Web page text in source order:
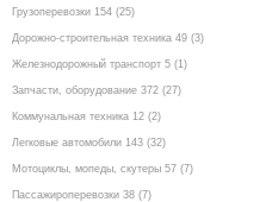
Грузоперевозки 154 (25)
Дорожно-строительная техника 49 (3)
Железнодорожный транспорт 5 (1)
Запчасти, оборудование 372 (27)
Коммунальная техника 12 (2)
Легковые автомобили 143 (32)
Мотоциклы, мопеды, скутеры 57 (7)
Пассажироперевозки 38 (7)